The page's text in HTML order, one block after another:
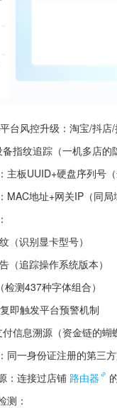
台风控升级：淘宝/抖店
指纹追踪（一机多店的
主板UUID+硬盘序列号（
MAC地址+网关IP（同局
（识别显卡型号）
（追踪操作系统版本）
测437种字体组合）
即触发平台预警机制
信息溯源（资金链的蝴
同一身份证注册的第三
：连接过店铺 路由器
测：